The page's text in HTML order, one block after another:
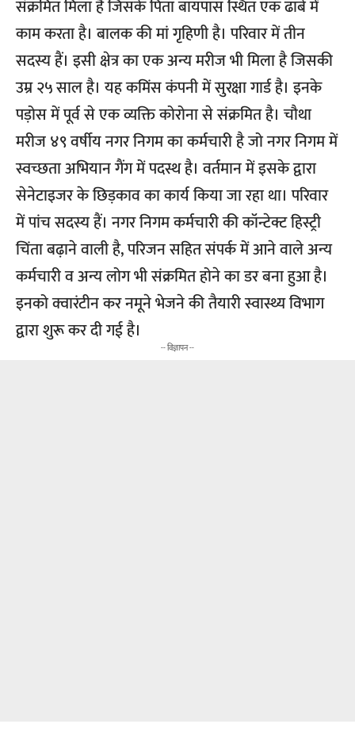
संक्रमित मिला है जिसके पिता बायपास स्थित एक ढाबे में
काम करता है। बालक की मां गृहिणी है। परिवार में तीन
सदस्य हैं। इसी क्षेत्र का एक अन्य मरीज भी मिला है जिसकी
उम्र २५ साल है। यह कमिंस कंपनी में सुरक्षा गार्ड है। इनके
पड़ोस में पूर्व से एक व्यक्ति कोरोना से संक्रमित है। चौथा
मरीज ४९ वर्षीय नगर निगम का कर्मचारी है जो नगर निगम में
स्वच्छता अभियान गैंग में पदस्थ है। वर्तमान में इसके द्वारा
सेनेटाइजर के छिड़काव का कार्य किया जा रहा था। परिवार
में पांच सदस्य हैं। नगर निगम कर्मचारी की कॉन्टेक्ट हिस्ट्री
चिंता बढ़ाने वाली है, परिजन सहित संपर्क में आने वाले अन्य
कर्मचारी व अन्य लोग भी संक्रमित होने का डर बना हुआ है।
इनको क्वारंटीन कर नमूने भेजने की तैयारी स्वास्थ्य विभाग
द्वारा शुरू कर दी गई है।
-- विज्ञापन --